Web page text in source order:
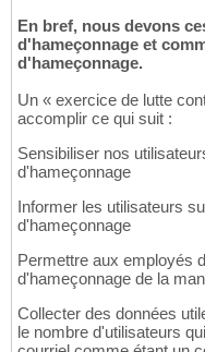
En bref, nous devons
d'hameçonnage et
d'hameçonnage.
Un « exercice de lutte
accomplir ce qui suit :
Sensibiliser nos
d'hameçonnage
Informer les utilisateurs
d'hameçonnage
Permettre aux employés
d'hameçonnage de la
Collecter des données
le nombre d'utilisateurs